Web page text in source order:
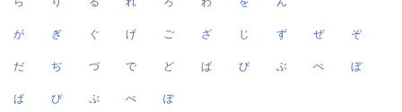
が ぎ ぐ げ ご ざ じ ず ぜ ぞ
だ ぢ づ で ど ば び ぶ べ ぼ
ぱ ぴ ぷ ぺ ぽ